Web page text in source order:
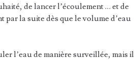
de lancer l’écoulement … et de
par la suite dès que le volume d’eau
l’eau de manière surveillée, mais il